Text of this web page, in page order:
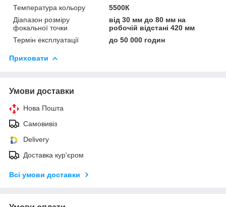
Температура кольору
5500К
Діапазон розміру
фокальної точки
від 30 мм до 80 мм на
робочій відстані 420 мм
Термін експлуатації
до 50 000 годин
Приховати
Умови доставки
Нова Пошта
Самовивіз
Delivery
Доставка кур'єром
Всі умови доставки